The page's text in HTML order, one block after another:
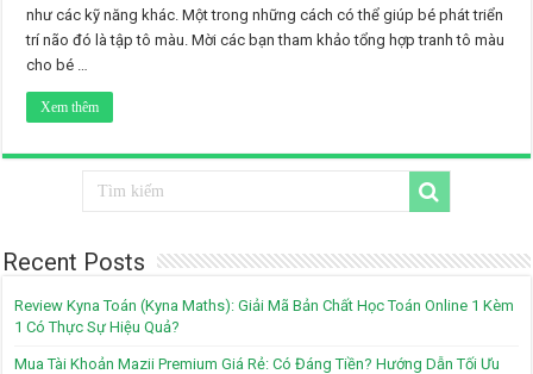
như các kỹ năng khác. Một trong những cách có thể giúp bé phát triển
trí não đó là tập tô màu. Mời các bạn tham khảo tổng hợp tranh tô màu
cho bé …
Xem thêm
Recent Posts
Review Kyna Toán (Kyna Maths): Giải Mã Bản Chất Học Toán Online 1 Kèm
1 Có Thực Sự Hiệu Quả?
Mua Tài Khoản Mazii Premium Giá Rẻ: Có Đáng Tiền? Hướng Dẫn Tối Ưu